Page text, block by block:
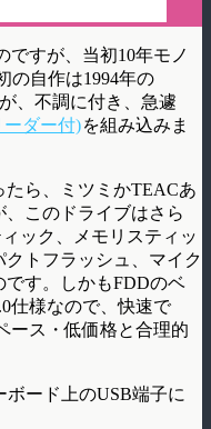
ですが、当初10年モノ
の自作は1994年の
、不調に付き、急遽
ーダー付)を組み込みま
ら、ミツミかTEACあ
このドライブはさら
ック、メモリスティッ
トフラッシュ、マイク
です。しかもFDDのベ
仕様なので、快速で
ース・低価格と合理的
ード上のUSB端子に